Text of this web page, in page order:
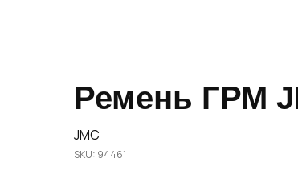
Ремень ГРМ
JMC
SKU: 94461